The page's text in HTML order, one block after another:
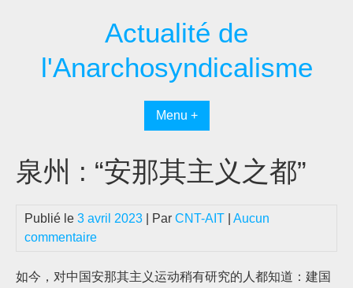
Actualité de
l'Anarchosyndicalisme
Menu +
泉州 : “安那其主义之都”
Publié le 3 avril 2023 | Par CNT-AIT
Aucun
commentaire
如今，对中国安那其主义运动稍有研究的人都知道：建国